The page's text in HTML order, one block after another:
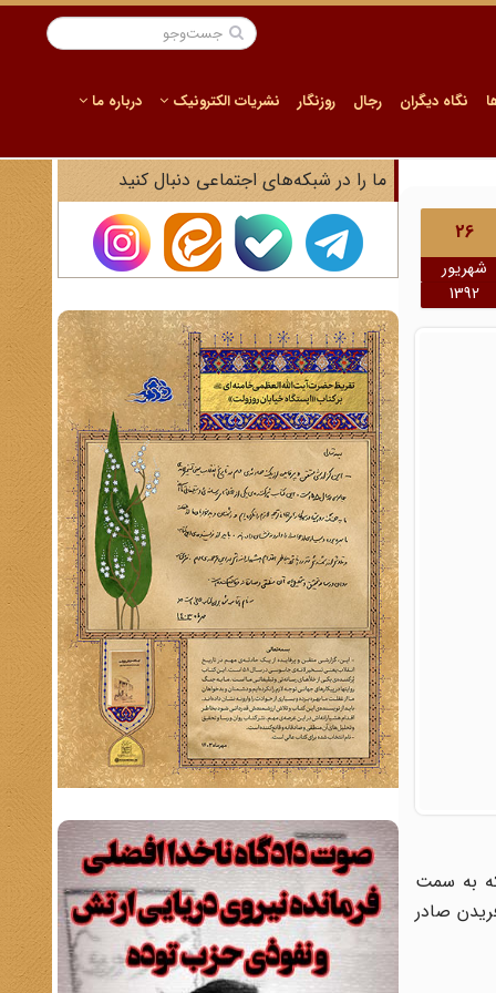
نگاه دیگران رجال روزنگار نشریات الکترونیک درباره ما
26
شهریور
1392
خانم گلنار یبلوئی نام دارد و ۳۵ ساله است که به سمت
صادر
ما را در شبکه‌های اجتماعی دنبال کنید